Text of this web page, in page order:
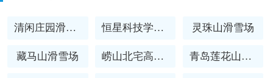
清闲庄园滑雪场 恒星科技学院滑雪训练基地 灵珠山滑雪场
藏马山滑雪场 崂山北宅高山滑雪场 青岛莲花山滑雪场